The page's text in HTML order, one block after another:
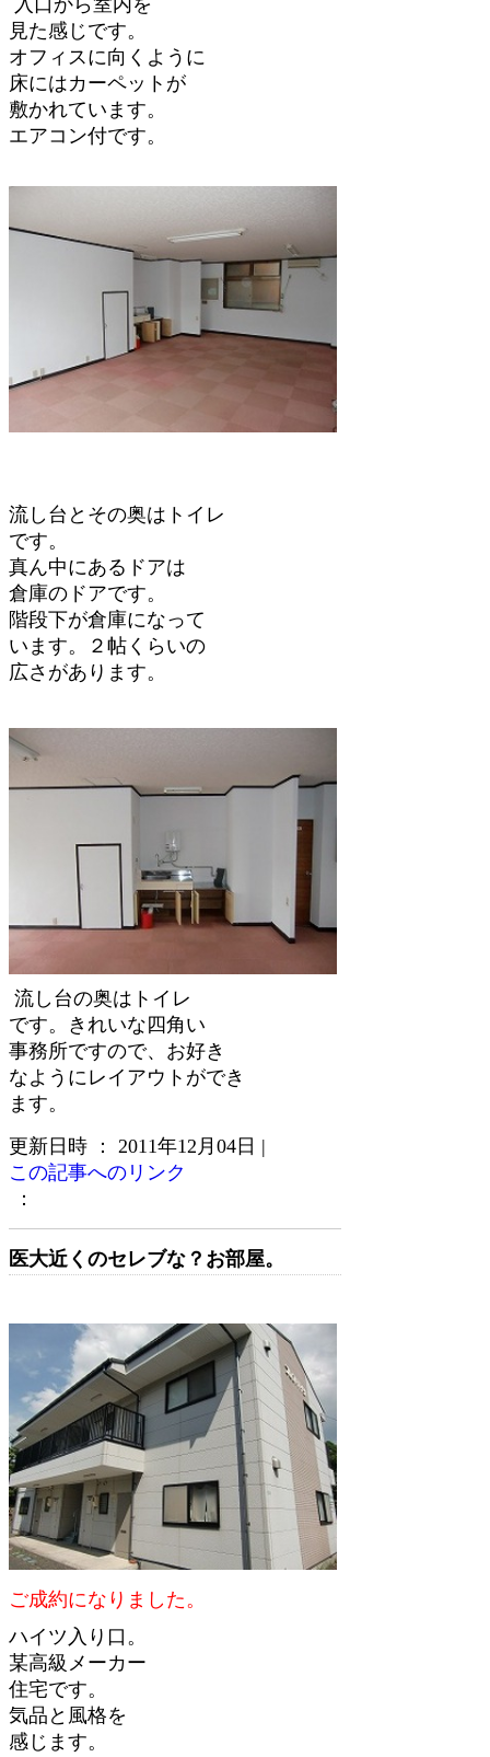
入口から室内を
見た感じです。
オフィスに向くように
床にはカーペットが
敷かれています。
エアコン付です。
流し台とその奥はトイレ
です。
真ん中にあるドアは
倉庫のドアです。
階段下が倉庫になって
います。２帖くらいの
広さがあります。
流し台の奥はトイレ
です。きれいな四角い
事務所ですので、お好き
なようにレイアウトができ
ます。
更新日時 ： 2011年12月04日 |
この記事へのリンク
：
医大近くのセレブな？お部屋。
ご成約になりました。
ハイツ入り口。
某高級メーカー
住宅です。
気品と風格を
感じます。